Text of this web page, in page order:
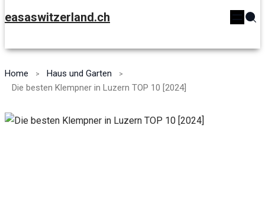
easaswitzerland.ch
Home
Haus und Garten
Die besten Klempner in Luzern TOP 10 [2024]